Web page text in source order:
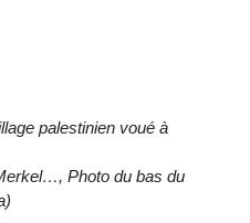
palestinien voué à
Photo du bas du